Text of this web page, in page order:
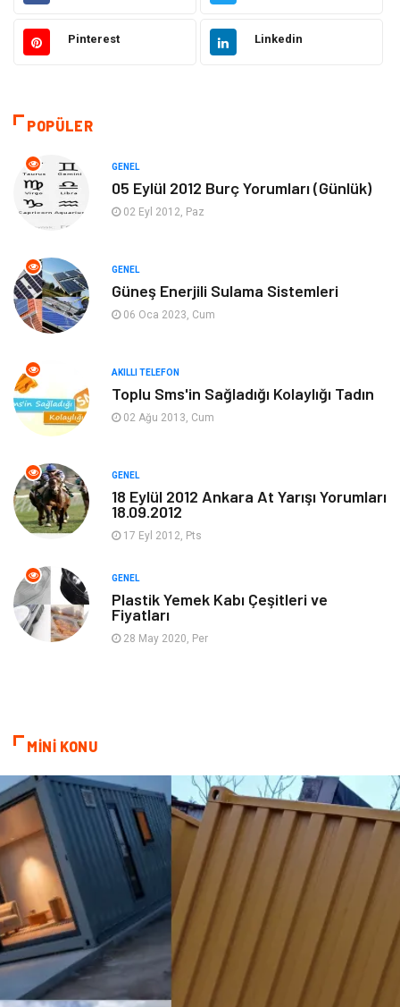
Ülkemizden Haberler Politika & Siyaset
Akıllı Telefon
Soru-Cevap
Ekonomi
Elektrik Elektronik
Tanıtıcı Reklam Alışveriş
Dekorasyon Tatil
Makine
Güzellik & Bakım
Organizasyon
Hizmet
Aksesuar
Pinterest Linkedin
POPÜLER
GENEL
05 Eylül 2012 Burç Yorumları (Günlük)
02 Eyl 2012, Paz
GENEL
Güneş Enerjili Sulama Sistemleri
06 Oca 2023, Cum
AKILLI TELEFON
Toplu Sms'in Sağladığı Kolaylığı Tadın
02 Ağu 2013, Cum
GENEL
18 Eylül 2012 Ankara At Yarışı Yorumları
18.09.2012
17 Eyl 2012, Pts
GENEL
Plastik Yemek Kabı Çeşitleri ve
Fiyatları
28 May 2020, Per
MİNİ KONU